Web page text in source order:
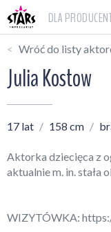
DLA
Wróć do listy
Julia Kostow
17 lat 158 cm
Aktorka dziecięca z
aktualnie m. in. stała
WIZYTÓWKA: